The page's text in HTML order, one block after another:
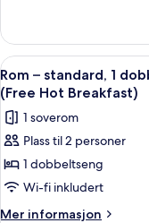
(with
Free
Hot
Breakfast)
–
standard,
1
dobbeltseng
(with
Free
Hot
Åpne
alle
bildene
av
Rom
–
standard,
1
12
Rom – standard, 1
(Free Hot Breakfast)
1 soverom
Plass til 2 personer
1 dobbeltseng
Wi-fi inkludert
Mer informasjon
Mer